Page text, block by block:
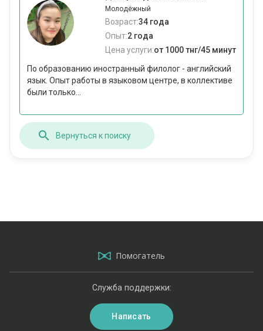
Молодёжный
Возраст:34 года
Опыт:2 года
Цена услуги:от 1000 тнг/45 минут
По образованию иностранный филолог - английский
язык. Опыт работы в языковом центре, в коллективе
были только...
Вернуться к поиску
Помогатель
Служба поддержки:
Написать